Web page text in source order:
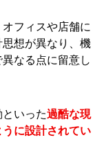
オフィスや店舗に
思想が異なり、機
なる点に留意し
といった過酷な現
に設計されてい